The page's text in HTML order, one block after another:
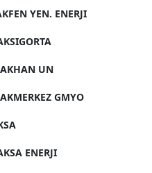
YEN. ENERJI
UN
GMYO
ENERJI